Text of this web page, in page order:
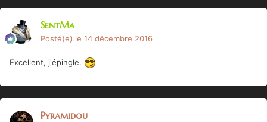
SentMa
Posté(e) le 14 décembre 2016
Excellent, j'épingle.
Pyramidou